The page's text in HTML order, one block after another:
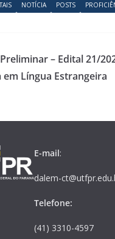
NOTÍCIA POSTS
– Edital 21/
Língua Estrangeira
E-mail:
dalem-
Telefone:
(41) 3310-4597